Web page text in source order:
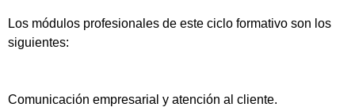
Los módulos profesionales de este ciclo formativo son los
siguientes:
Comunicación empresarial y atención al cliente.